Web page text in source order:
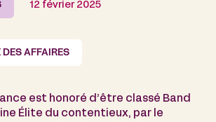
12 février 2025
AFFAIRES
est honoré d’être classé Band
Élite du contentieux, par le